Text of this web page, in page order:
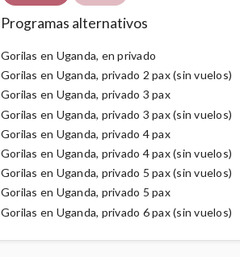
Programas alternativos
Gorilas en Uganda, en privado
Gorilas en Uganda, privado 2 pax (sin vuelos)
Gorilas en Uganda, privado 3 pax
Gorilas en Uganda, privado 3 pax (sin vuelos)
Gorilas en Uganda, privado 4 pax
Gorilas en Uganda, privado 4 pax (sin vuelos)
Gorilas en Uganda, privado 5 pax (sin vuelos)
Gorilas en Uganda, privado 5 pax
Gorilas en Uganda, privado 6 pax (sin vuelos)